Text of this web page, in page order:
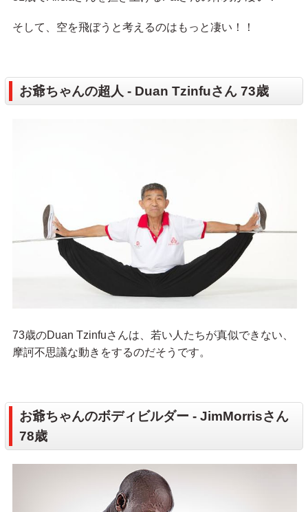
そして、空を飛ぼうと考えるのはもっと凄い！！
お爺ちゃんの超人 - Duan Tzinfuさん 73歳
73歳のDuan Tzinfuさんは、若い人たちが真似できない、
摩訶不思議な動きをするのだそうです。
お爺ちゃんのボディビルダー - JimMorrisさん
78歳